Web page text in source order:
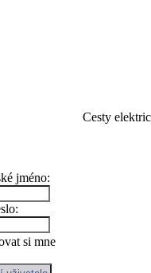
Cesty
jméno:
si mne